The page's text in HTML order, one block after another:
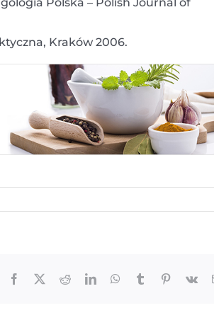
Kraków 2006.
Facebook
X RedditLinkedInWhatsApp
TumblrPinterest
Vk